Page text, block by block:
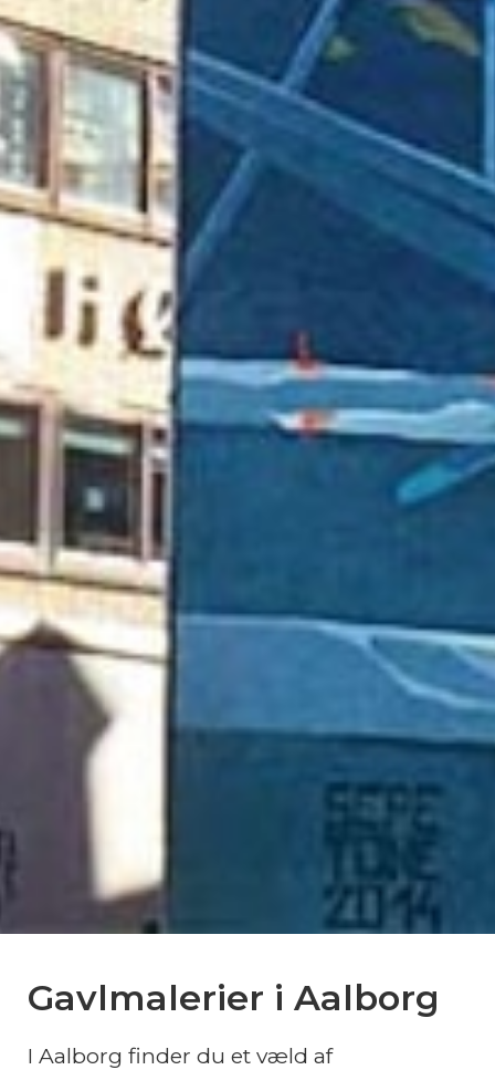
Gavlmalerier i Aalborg
I Aalborg finder du et væld af